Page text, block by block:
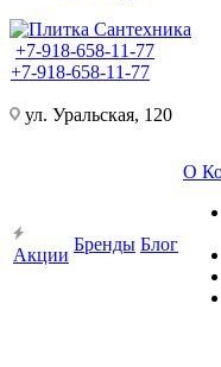
+7-918-658-11-77
+7-918-658-11-77
ул. Уральская, 120
Акции
Бренды Блог
О